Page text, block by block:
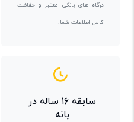
درگاه های بانکی معتبر و حفاظت
کامل اطلاعات شما.
سابقه ۱۶ ساله در
بانه